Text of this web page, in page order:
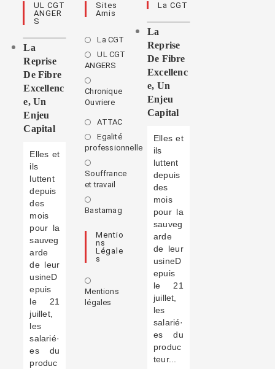
UL CGT
ANGER
S
La
Reprise
De Fibre
Excellenc
E, Un
Enjeu
Capital
Elles et
ils
luttent
depuis
des
mois
pour la
sauveg
arde
de leur
usineD
epuis
le 21
juillet,
les
salarié·
es du
produc
Sites
Amis
La CGT
UL CGT
ANGERS
Chronique
Ouvriere
ATTAC
Egalité
professionnelle
Souffrance
et travail
Bastamag
Mentio
Ns
Légale
S
Mentions
légales
La CGT
La
Reprise
De Fibre
Excellenc
E, Un
Enjeu
Capital
Elles et
ils
luttent
depuis
des
mois
pour la
sauveg
arde
de leur
usineD
epuis
le 21
juillet,
les
salarié·
es du
produc
teur...